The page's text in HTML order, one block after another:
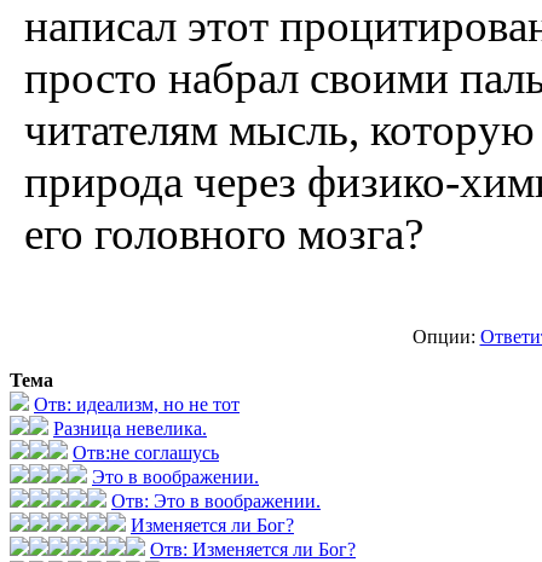
написал этот
просто набрал своими
читателям мысль,
природа через физико-
его головного мозга?
Опции:
Тема
Отв: идеализм, но не тот
Разница невелика.
Отв:не соглашусь
Это в воображении.
Отв: Это в воображении.
Изменяется ли Бог?
Отв: Изменяется ли Бог?